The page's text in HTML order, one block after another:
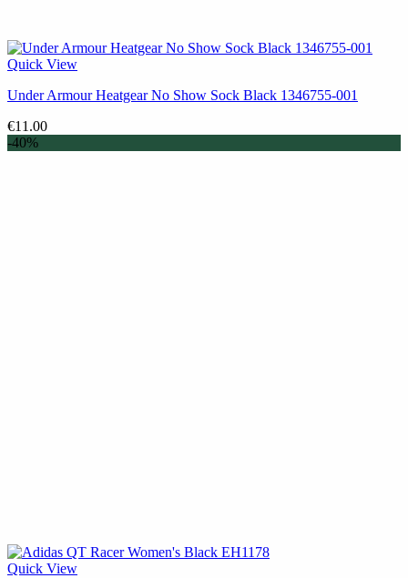
Quick View
Under Armour Heatgear No Show Sock Black 1346755-001
€11.00
-40%
Quick View